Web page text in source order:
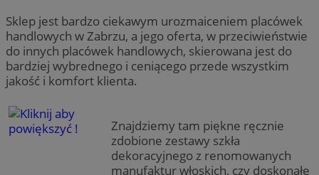
Sklep jest bardzo ciekawym urozmaiceniem placówek
handlowych w Zabrzu, a jego oferta, w przeciwieństwie
do innych placówek handlowych, skierowana jest do
bardziej wybrednego i ceniącego przede wszystkim
jakość i komfort klienta.
Znajdziemy tam piękne ręcznie
zdobione zestawy szkła
dekoracyjnego z renomowanych
manufaktur włoskich, czy doskonałe